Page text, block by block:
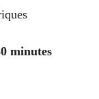
minutes